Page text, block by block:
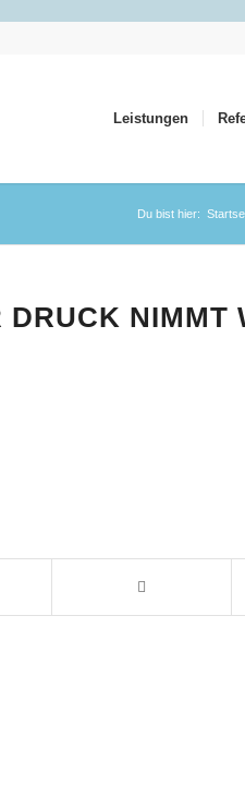
Leistungen
Du bist hier:
NIMMT